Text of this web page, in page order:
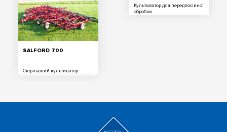
Культиватор для передпосівної
обробки
SALFORD 700
Стерньовий культиватор